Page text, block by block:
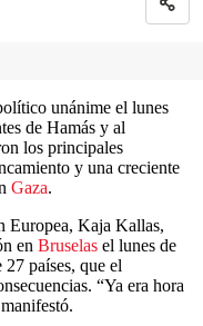
unánime el lunes
de Hamás y al
los principales
y una creciente
Gaza.
Europea, Kaja Kallas,
en Bruselas el lunes de
países, que el
“Ya era hora